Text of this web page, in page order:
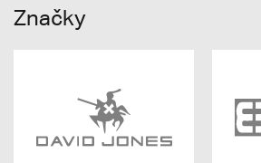
Značky